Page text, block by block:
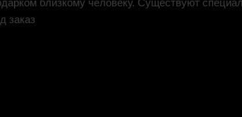
близкому человеку. Существуют
заказ